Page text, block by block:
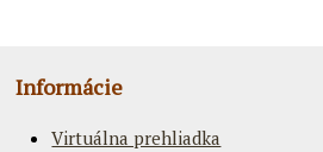
Informácie
Virtuálna prehliadka